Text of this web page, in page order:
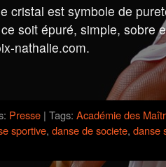
cristal est symbole de
soit épuré, simple, sobre
nathalie.com.
Presse | Tags: Académie des
sportive, danse de societe, danse